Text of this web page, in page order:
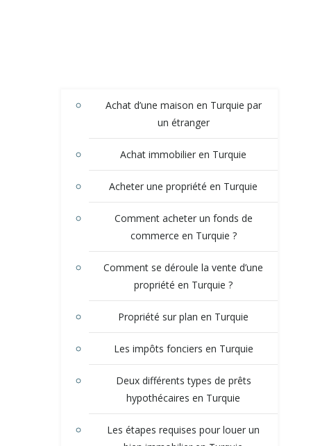
Achat d’une maison en Turquie par
un étranger
Achat immobilier en Turquie
Acheter une propriété en Turquie
Comment acheter un fonds de
commerce en Turquie ?
Comment se déroule la vente d’une
propriété en Turquie ?
Propriété sur plan en Turquie
Les impôts fonciers en Turquie
Deux différents types de prêts
hypothécaires en Turquie
Les étapes requises pour louer un